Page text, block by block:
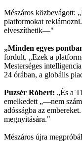
Mészáros közbevágott:
platformokat
elveszíthetik—"
„Minden egyes
fordult. „Ezek a
Mesterséges
24 órában, a globális
Puzsér Róbert: „És a
emelkedett „—nem
adósságba az
megnyitására."
Mészáros újra